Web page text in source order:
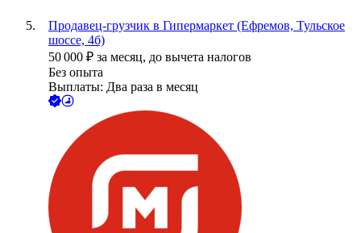
Продавец-грузчик в Гипермаркет (Ефремов, Тульское
шоссе, 4б)
50 000 ₽ за месяц, до вычета налогов
Без опыта
Выплаты: Два раза в месяц